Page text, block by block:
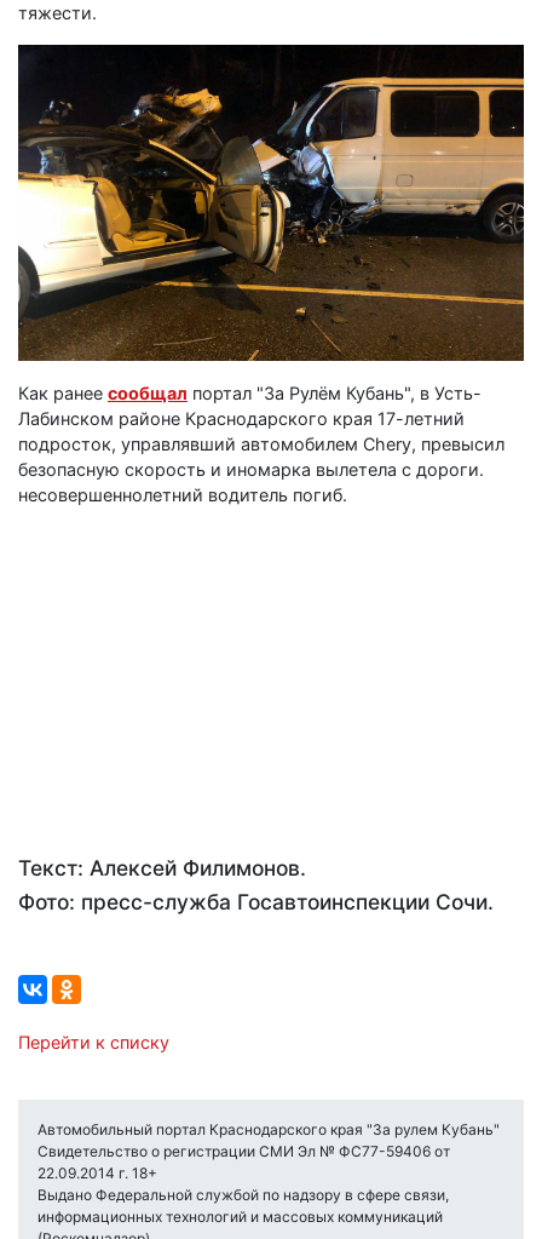
тяжести.
Как ранее сообщал портал "За Рулём Кубань", в Усть-
Лабинском районе Краснодарского края 17-летний
подросток, управлявший автомобилем Chery, превысил
безопасную скорость и иномарка вылетела с дороги.
несовершеннолетний водитель погиб.
Текст: Алексей Филимонов.
Фото: пресс-служба Госавтоинспекции Сочи.
Перейти к списку
Автомобильный портал Краснодарского края "За рулем Кубань"
Свидетельство о регистрации СМИ Эл № ФС77-59406 от
22.09.2014 г. 18+
Выдано Федеральной службой по надзору в сфере связи,
информационных технологий и массовых коммуникаций